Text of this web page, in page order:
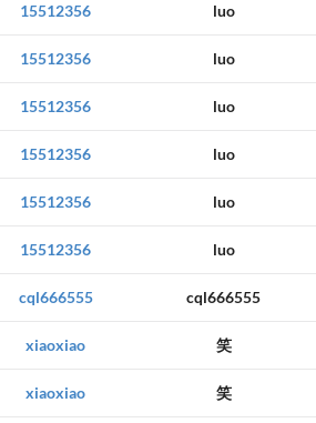
15512356 luo
15512356 luo
15512356 luo
15512356 luo
15512356 luo
15512356 luo
cql666555 cql666555
xiaoxiao 笑
xiaoxiao 笑